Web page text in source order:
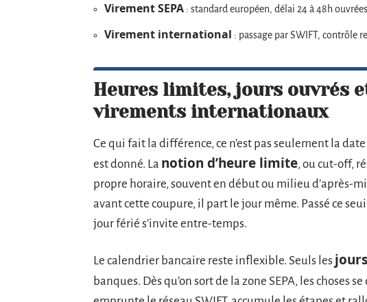
Virement SEPA : standard européen, délai 24 à 48h ouvrées.
Virement international : passage par SWIFT, contrôle
Heures limites, jours ouvrés
virements internationaux
Ce qui fait la différence, ce n’est pas seulement la
est donné. La notion d’heure limite, ou cut-off,
propre horaire, souvent en début ou milieu d’après-
avant cette coupure, il part le jour même. Passé ce
jour férié s’invite entre-temps.
Le calendrier bancaire reste inflexible. Seuls les
banques. Dès qu’on sort de la zone SEPA, les choses se